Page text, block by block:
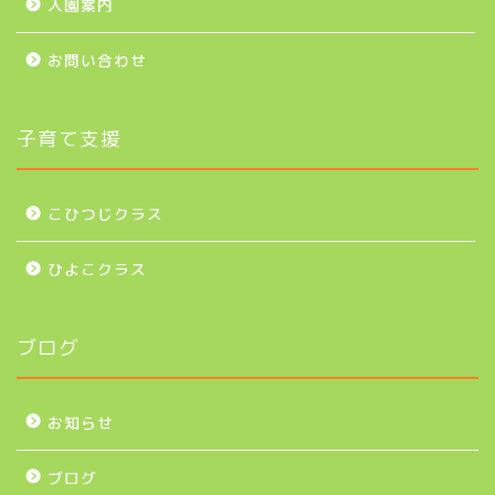
入園案内
お問い合わせ
子育て支援
こひつじクラス
ひよこクラス
ブログ
お知らせ
ブログ